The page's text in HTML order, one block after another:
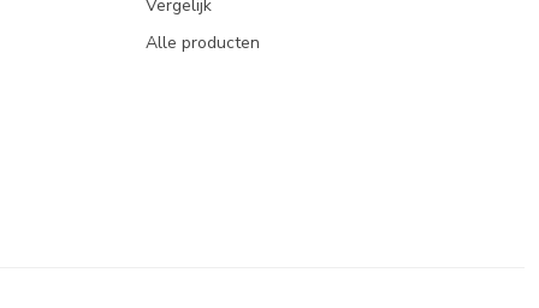
Vergelijk
Alle producten